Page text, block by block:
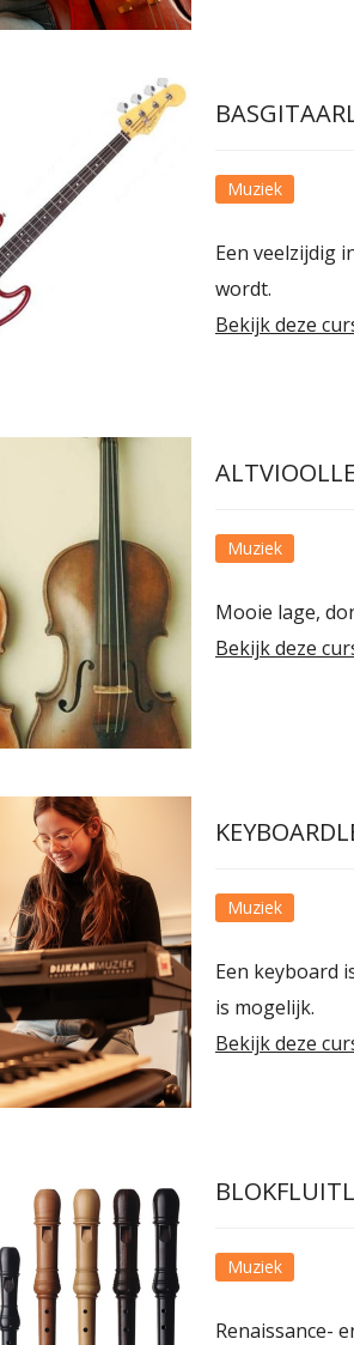
Muziek
Een veelzijdig
wordt.
Bekijk deze
Muziek
Mooie lage,
Bekijk deze
Muziek
Een keyboard
is mogelijk.
Bekijk deze
Muziek
Renaissance-